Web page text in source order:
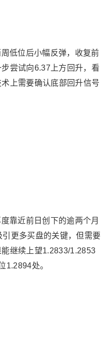
低位后小幅反弹，收复前
尝试向6.37上方回升，看
上需要确认底部回升信号
靠近前日创下的逾两个月
更多买盘的关键，但需要
继续上望1.2833/1.2853
1.2894处。